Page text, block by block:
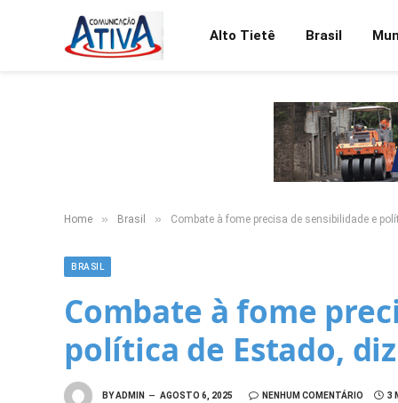
Alto Tietê Brasil
Home » Brasil » Combate à fome precisa de sensibilidade e
BRASIL
Combate à fome
política de Estado,
BYADMIN AGOSTO 6, 2025 NENHUM COMENTÁRIO 3